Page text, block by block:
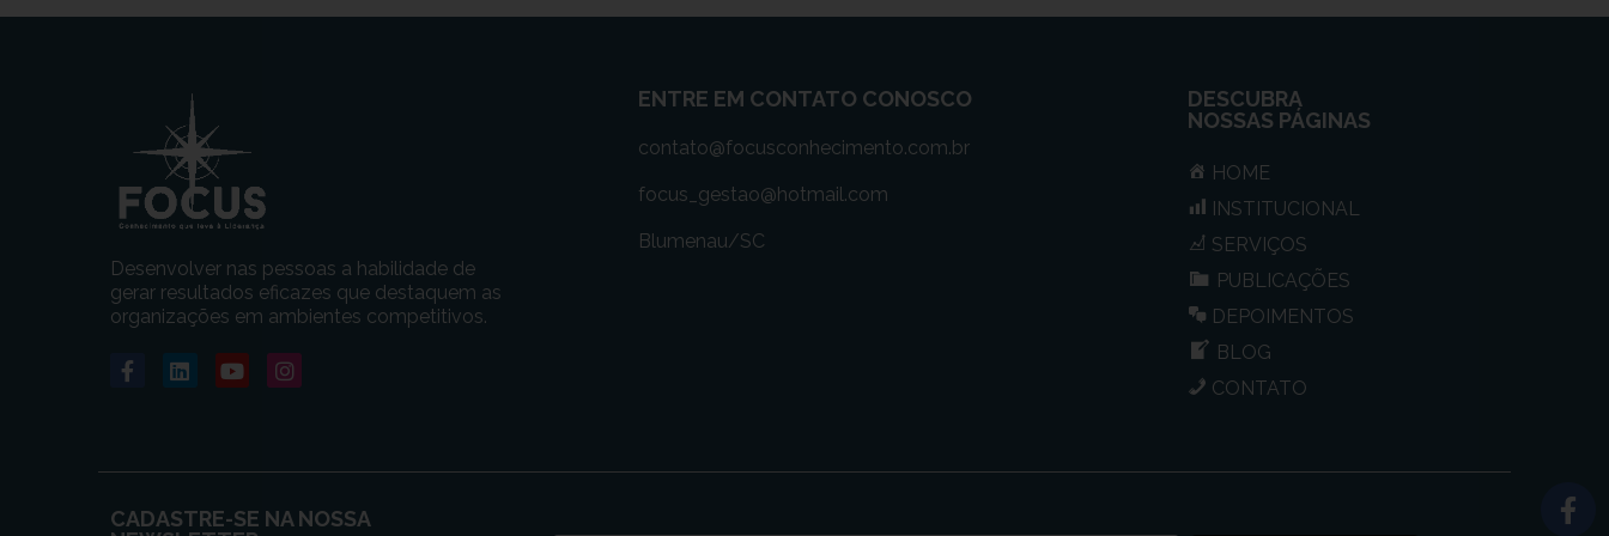
Desenvolver nas pessoas a habilidade de
gerar resultados eficazes que destaquem as
organizações em ambientes competitivos.
ENTRE EM CONTATO CONOSCO
contato@focusconhecimento.com.br
focus_gestao@hotmail.com
Blumenau/SC
DESCUBRA
NOSSAS PÁGINAS
HOME
INSTITUCIONAL
SERVIÇOS
PUBLICAÇÕES
DEPOIMENTOS
BLOG
CONTATO
CADASTRE-SE NA NOSSA